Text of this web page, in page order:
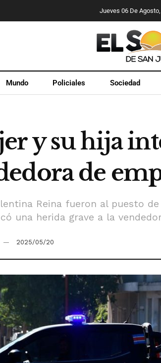
Jueves 06 De
Mundo Policiales Sociedad
y su hija
de
Reina fueron al puesto
una herida grave a la
2025/05/20